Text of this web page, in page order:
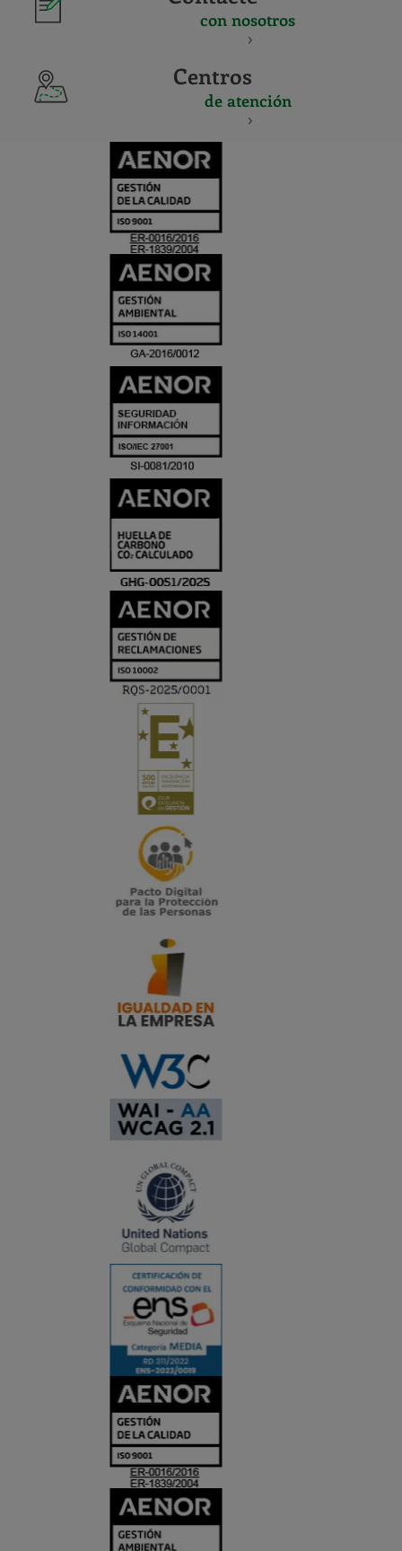
con nosotros
Centros
de atención